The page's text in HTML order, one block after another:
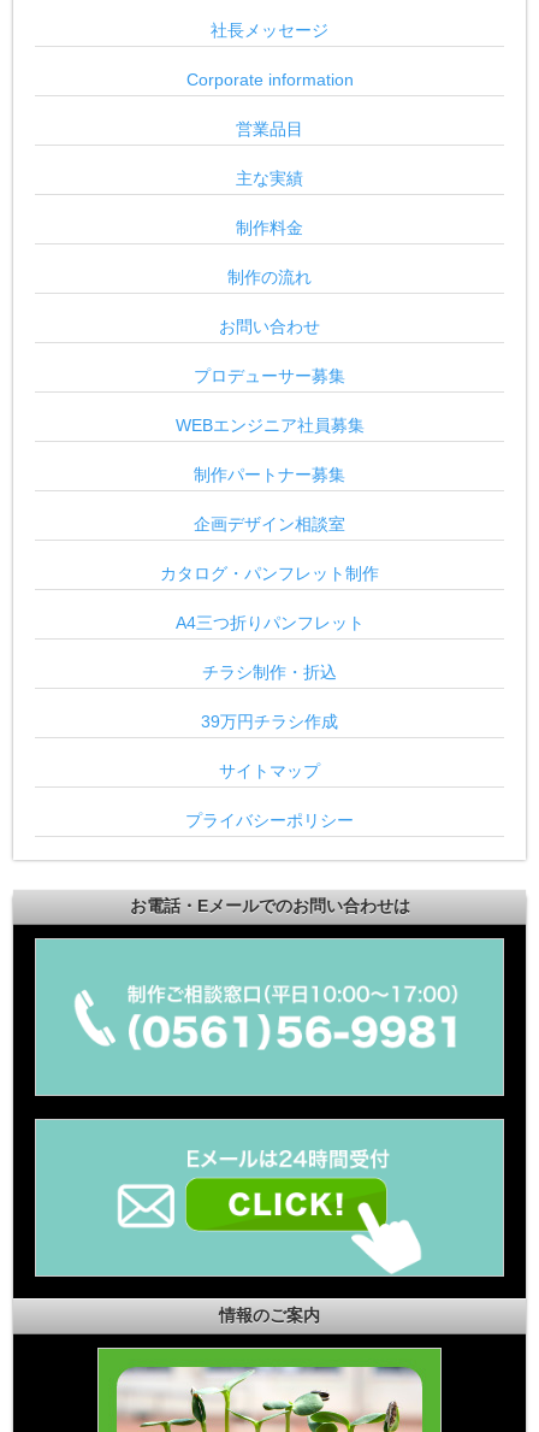
社長メッセージ
Corporate information
営業品目
主な実績
制作料金
制作の流れ
お問い合わせ
プロデューサー募集
WEBエンジニア社員募集
制作パートナー募集
企画デザイン相談室
カタログ・パンフレット制作
A4三つ折りパンフレット
チラシ制作・折込
39万円チラシ作成
サイトマップ
プライバシーポリシー
お電話・Eメールでのお問い合わせは
情報のご案内